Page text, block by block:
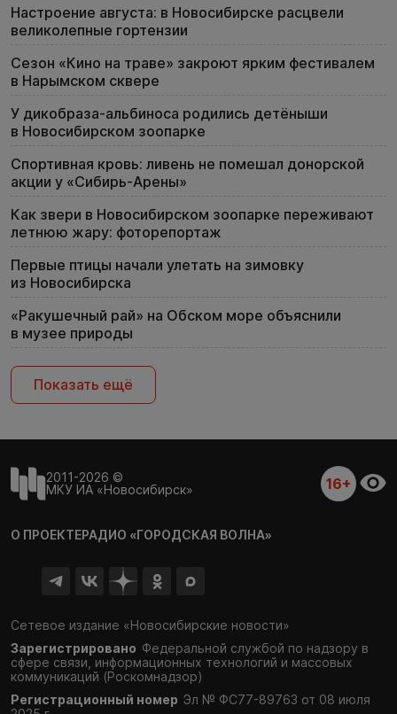
Настроение августа: в Новосибирске расцвели
великолепные гортензии
Сезон «Кино на траве» закроют ярким фестивалем
в Нарымском сквере
У дикобраза-альбиноса родились детёныши
в Новосибирском зоопарке
Спортивная кровь: ливень не помешал донорской
акции у «Сибирь-Арены»
Как звери в Новосибирском зоопарке переживают
летнюю жару: фоторепортаж
Первые птицы начали улетать на зимовку
из Новосибирска
«Ракушечный рай» на Обском море объяснили
в музее природы
Показать ещё
2011-2026 ©
МКУ ИА «Новосибирск»
16+
О ПРОЕКТЕРАДИО «ГОРОДСКАЯ ВОЛНА»
Сетевое издание «Новосибирские новости»
Зарегистрировано Федеральной службой по надзору в
сфере связи, информационных технологий и массовых
коммуникаций (Роскомнадзор)
Регистрационный номер Эл № ФС77-89763 от 08 июля